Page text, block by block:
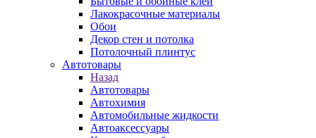
Лакокрасочные материалы
Обои
Декор стен и потолка
Потолочный плинтус
Автотовары
Назад
Автотовары
Автохимия
Автомобильные жидкости
Автоаксессуары